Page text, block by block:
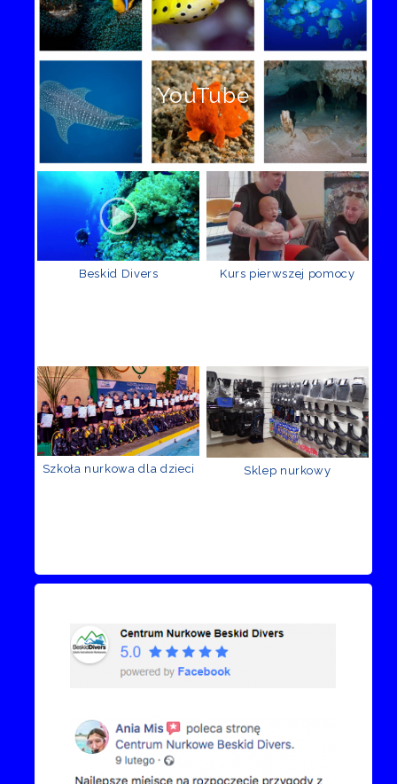
YouTube
Beskid Divers Kurs pierwszej pomocy
Szkoła nurkowa dla dzieci Sklep nurkowy